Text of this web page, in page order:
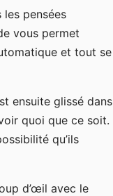
pensées
vous permet
et tout se
ensuite glissé dans
quoi que ce soit.
qu’ils
d’œil avec le